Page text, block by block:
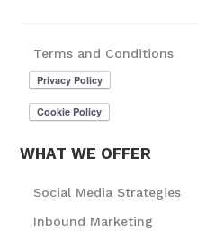
WHAT WE OFFER
Social Media Strategies
Inbound Marketing
Terms and Conditions